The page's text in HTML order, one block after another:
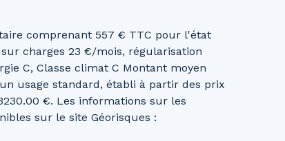
comprenant 557 € TTC pour l'état
charges 23 €/mois, régularisation
C, Classe climat C Montant moyen
usage standard, établi à partir des prix
€. Les informations sur les
sur le site Géorisques :